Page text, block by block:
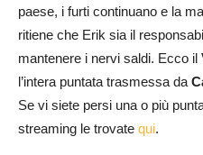
paese, i furti continuano e la
ritiene che Erik sia il
mantenere i nervi saldi. Ecco il
l’intera puntata trasmessa da
Se vi siete persi una o più
streaming le trovate qui.